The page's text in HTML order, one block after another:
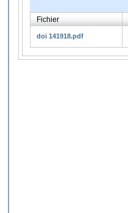
Fichier
doi 141918.pdf